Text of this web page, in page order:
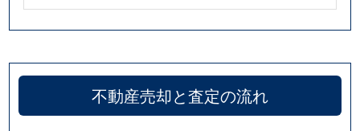
不動産売却と査定の流れ